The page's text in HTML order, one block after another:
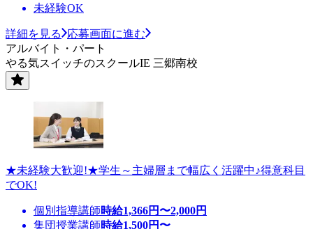
未経験OK
詳細を見る
応募画面に進む
アルバイト・パート
やる気スイッチのスクールIE 三郷南校
★未経験大歓迎!★学生～主婦層まで幅広く活躍中♪得意科目
でOK!
個別指導講師時給1,366円〜2,000円
集団授業講師時給1,500円〜